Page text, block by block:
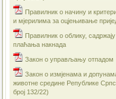
Правилник о начину и
и мјерилима за оцјењивање
Правилник о облику,
плаћања накнада
Закон о управљању отпадом
Закон о измјенама и
животне средине Републике
број 132/22)